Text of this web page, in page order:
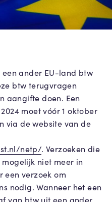
een ander EU-land btw
btw terugvragen
aangifte doen. Een
moet vóór 1 oktober
via de website van de
netp/. Verzoeken die
niet meer in
een verzoek om
nodig. Wanneer het een